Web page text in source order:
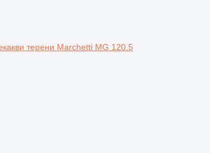
терени Marchetti MG 120.5